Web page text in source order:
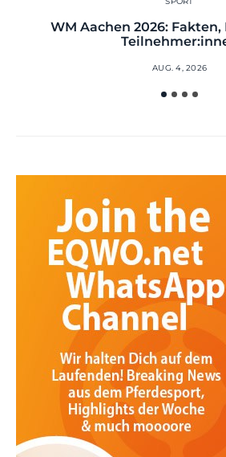
WM Aachen 2026:
AUG. 4, 2026